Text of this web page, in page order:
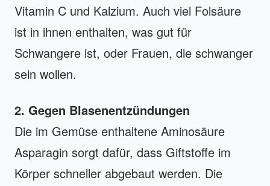
Vitamin C und Kalzium. Auch viel Folsäure
ist in ihnen enthalten, was gut für
Schwangere ist, oder Frauen, die schwanger
sein wollen.
2. Gegen Blasenentzündungen
Die im Gemüse enthaltene Aminosäure
Asparagin sorgt dafür, dass Giftstoffe im
Körper schneller abgebaut werden. Die